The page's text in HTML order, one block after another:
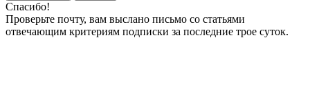
Спасибо!
Проверьте почту, вам выслано письмо со статьями
отвечающим критериям подписки за последние трое суток.